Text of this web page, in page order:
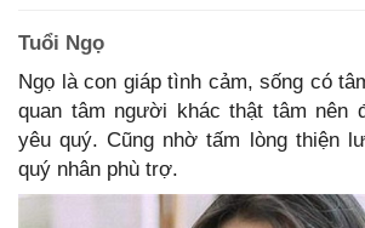
Tuổi Ngọ
Ngọ là con giáp tình cảm, sống có
quan tâm người khác thật tâm nên
yêu quý. Cũng nhờ tấm lòng thiện
quý nhân phù trợ.